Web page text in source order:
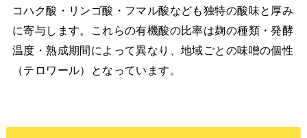
コハク酸・リンゴ酸・フマル酸なども独特の酸味と厚み
に寄与します。これらの有機酸の比率は麹の種類・発酵
温度・熟成期間によって異なり、地域ごとの味噌の個性
（テロワール）となっています。